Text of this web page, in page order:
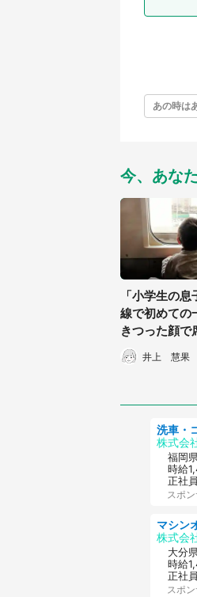
あの時は
今、あな
「小学生の
線で初めての
きつった顔で
彼を、隣の席
が...」（大阪
井上 慧果
洗車・
株式会
福岡
時給
正社
スポ
株式会
大分
時給
正社
スポ